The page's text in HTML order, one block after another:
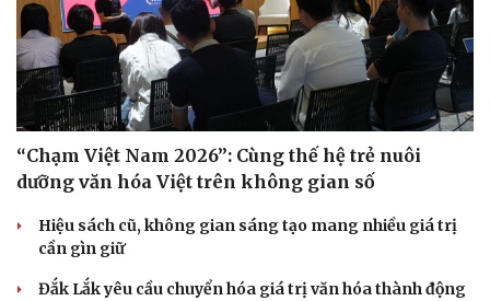
“Chạm Việt Nam 2026”: Cùng thế hệ trẻ nuôi
dưỡng văn hóa Việt trên không gian số
Hiệu sách cũ, không gian sáng tạo mang nhiều giá trị
cần gìn giữ
Đắk Lắk yêu cầu chuyển hóa giá trị văn hóa thành động